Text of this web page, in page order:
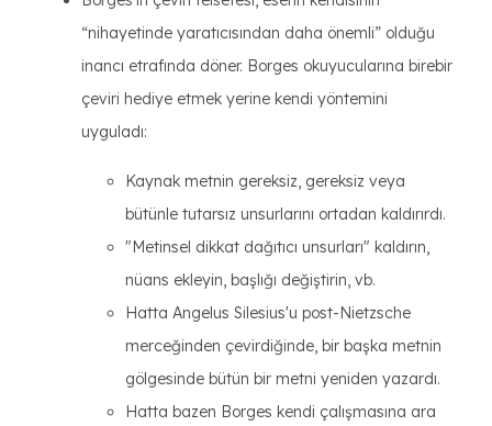
“nihayetinde yaratıcısından daha önemli” olduğu
inancı etrafında döner. Borges okuyucularına birebir
çeviri hediye etmek yerine kendi yöntemini
uyguladı:
Kaynak metnin gereksiz, gereksiz veya
bütünle tutarsız unsurlarını ortadan kaldırırdı.
"Metinsel dikkat dağıtıcı unsurları" kaldırın,
nüans ekleyin, başlığı değiştirin, vb.
Hatta Angelus Silesius'u post-Nietzsche
merceğinden çevirdiğinde, bir başka metnin
gölgesinde bütün bir metni yeniden yazardı.
Hatta bazen Borges kendi çalışmasına ara